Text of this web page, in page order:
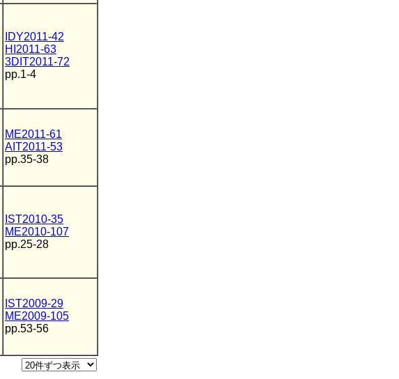
IDY2011-42
HI2011-63
3DIT2011-72
pp.1-4
ME2011-61
AIT2011-53
pp.35-38
IST2010-35
ME2010-107
pp.25-28
IST2009-29
ME2009-105
pp.53-56